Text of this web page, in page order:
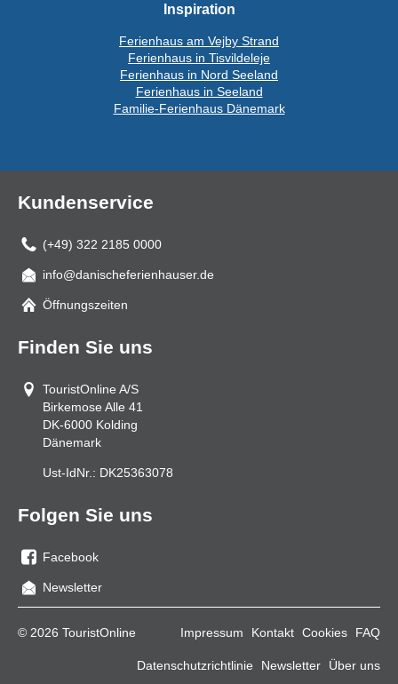
Inspiration
Ferienhaus am Vejby Strand
Ferienhaus in Tisvildeleje
Ferienhaus in Nord Seeland
Ferienhaus in Seeland
Familie-Ferienhaus Dänemark
Kundenservice
(+49) 322 2185 0000
Mail
info@danischeferienhauser.de
Öffnungszeiten
Finden Sie uns
TouristOnline A/S
Birkemose Alle 41
DK-6000 Kolding
Dänemark
Ust-IdNr.: DK25363078
Folgen Sie uns
Sie
uns
Facebook
Newsletter
© 2026 TouristOnline Impressum Kontakt Cookies FAQ
Datenschutzrichtlinie Newsletter Über uns